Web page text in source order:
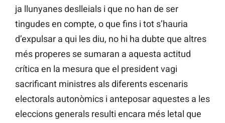
ja llunyanes deslleials i que no han de ser
tingudes en compte, o que fins i tot s’hauria
d’expulsar a qui les diu, no hi ha dubte que altres
més properes se sumaran a aquesta actitud
crítica en la mesura que el president vagi
sacrificant ministres als diferents escenaris
electorals autonòmics i anteposar aquestes a les
eleccions generals resulti encara més letal que